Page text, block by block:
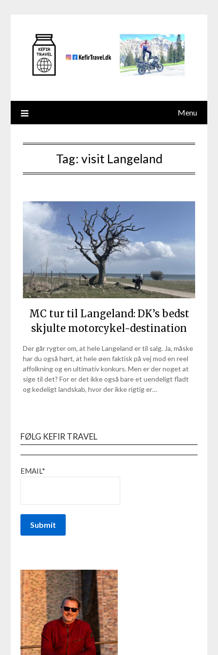
Menu
Tag: visit Langeland
MC tur til Langeland: DK’s bedst
skjulte motorcykel-destination
Der går rygter om, at hele Langeland er til salg. Ja, måske
har du også hørt, at hele øen faktisk på vej mod en reel
affolkning og en ultimativ konkurs. Men er der noget at
sige til det? For er det ikke også bare et uendeligt fladt
og kedeligt landskab, hvor der ikke rigtig er…
FØLG KEFIR TRAVEL
EMAIL*